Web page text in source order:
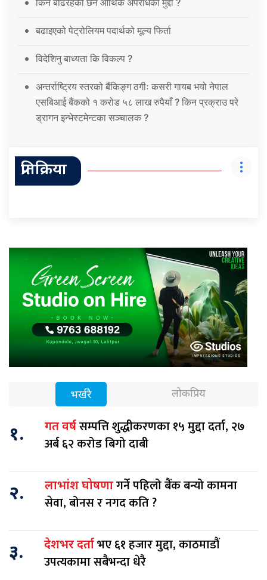
किन बढिरहेका छन आर्थिक अपराधका मुद्दा ?
बढाइएको पेट्रोलियम पदार्थको मूल्य फिर्ता
विदेशिनु बाध्यता कि विकल्प ?
अन्तर्राष्ट्रिय स्तरको बैंकिङ्ग ठगीः कसरी गायब भयो नेपाल
एसबिआई बैंकको १ करोड ५८ लाख रुपैयाँ ? किन प्रक्राउ परे
ड्रागन इन्भेस्टमेन्टका सञ्चालक ?
प्रतिक्रिया
भर्खरै लोकप्रिय
१. गत वर्षसम्पत्ति शुद्धीकरणका १५ मुद्दा दर्ता, २७
अर्ब ६२ करोड बिगो दाबी
२. लाभांश घोषणागर्ने पहिलो बैंक बन्यो कामना
सेवा, बोनस र नगद कति ?
३. देशभर दर्ताभए ६१ हजार मुद्दा, काठमाडौं
उपत्यकामा सबैभन्दा धेरै